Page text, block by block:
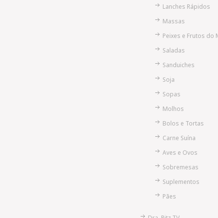
Lanches Rápidos
Massas
Peixes e Frutos do
Saladas
Sanduiches
Soja
Sopas
Molhos
Bolos e Tortas
Carne Suína
Aves e Ovos
Sobremesas
Suplementos
Pães